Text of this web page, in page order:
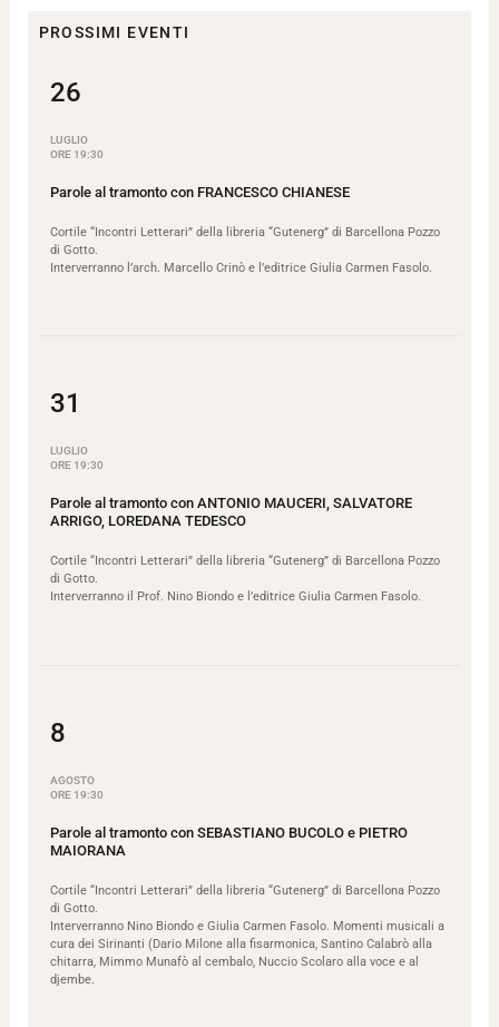
PROSSIMI EVENTI
26
LUGLIO
ORE 19:30
Parole al tramonto con FRANCESCO CHIANESE
Cortile “Incontri Letterari” della libreria “Gutenerg” di Barcellona Pozzo
di Gotto.
Interverranno l’arch. Marcello Crinò e l’editrice Giulia Carmen Fasolo.
31
LUGLIO
ORE 19:30
Parole al tramonto con ANTONIO MAUCERI, SALVATORE
ARRIGO, LOREDANA TEDESCO
Cortile “Incontri Letterari” della libreria “Gutenerg” di Barcellona Pozzo
di Gotto.
Interverranno il Prof. Nino Biondo e l’editrice Giulia Carmen Fasolo.
8
AGOSTO
ORE 19:30
Parole al tramonto con SEBASTIANO BUCOLO e PIETRO
MAIORANA
Cortile “Incontri Letterari” della libreria “Gutenerg” di Barcellona Pozzo
di Gotto.
Interverranno Nino Biondo e Giulia Carmen Fasolo. Momenti musicali a
cura dei Sirinanti (Dario Milone alla fisarmonica, Santino Calabrò alla
chitarra, Mimmo Munafò al cembalo, Nuccio Scolaro alla voce e al
djembe.